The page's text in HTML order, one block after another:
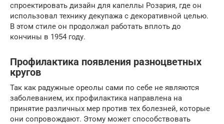
спроектировать дизайн для капеллы Розария, где он
использовал технику декупажа с декоративной целью.
В этом стиле он продолжал работать вплоть до
кончины в 1954 году.
Профилактика появления разноцветных
кругов
Так как радужные ореолы сами по себе не являются
заболеванием, их профилактика направлена на
принятие различных мер против тех болезней, которые
они сопровождают. Этому может способствовать